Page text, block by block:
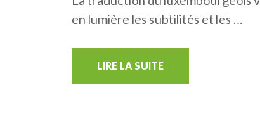
en lumière les subtilités et les …
LIRE LA SUITE